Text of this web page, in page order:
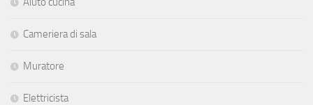
Cameriera di sala
Muratore
Elettricista